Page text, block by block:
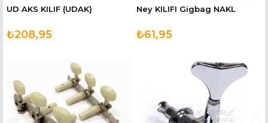
UD AKS KILIF (UDAK)
₺208,95
Ney KILIFI Gigbag NAKL
₺61,95